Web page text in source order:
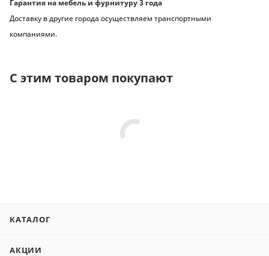
Гарантия на мебель и фурнитуру 3 года
Доставку в другие города осуществляем транспортными
компаниями.
С этим товаром покупают
КАТАЛОГ
АКЦИИ